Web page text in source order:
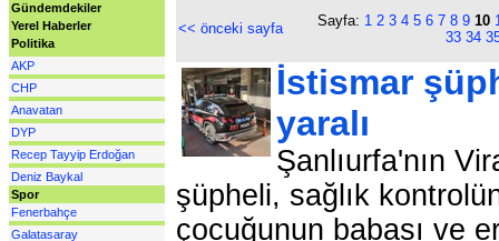
Gündemdekiler
Yerel Haberler
Politika
AKP
CHP
Anavatan
DYP
Recep Tayyip Erdoğan
Deniz Baykal
Spor
Fenerbahçe
Galatasaray
<< önceki sayfa Sayfa: 1 2 3 4 5 6 7 8 9 10
33 34
İstismar
yaralı
Şanlıurfa'nın
şüpheli, sağlık
çocuğunun babası ve